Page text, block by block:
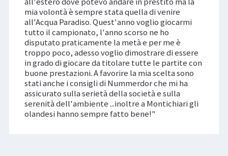
mia volontà è sempre stata quella di venire
all'Acqua Paradiso. Quest'anno voglio giocarmi
tutto il campionato, l'anno scorso ne ho
disputato praticamente la metà e per me è
troppo poco, adesso voglio dimostrare di essere
in grado di giocare da titolare tutte le partite con
buone prestazioni. A favorire la mia scelta sono
stati anche i consigli di Nummerdor che mi ha
assicurato sulla serietà della società e sulla
serenità dell'ambiente ...inoltre a Montichiari gli
olandesi hanno sempre fatto bene!"